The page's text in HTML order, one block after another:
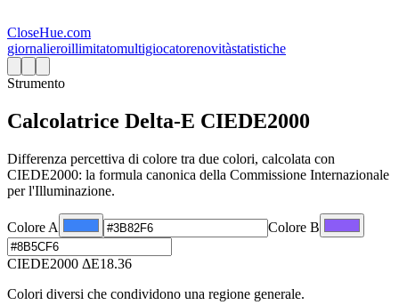
CloseHue.com
giornalieroillimitatomultigiocatorenovitàstatistiche
Strumento
Calcolatrice Delta-E CIEDE2000
Differenza percettiva di colore tra due colori, calcolata con
CIEDE2000: la formula canonica della Commissione Internazionale
per l'Illuminazione.
Colore A Colore B
CIEDE2000 ΔE18.36
Colori diversi che condividono una regione generale.